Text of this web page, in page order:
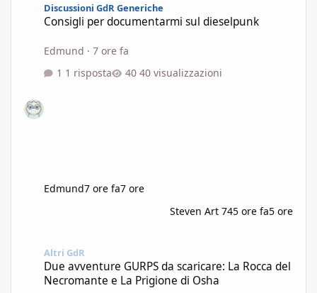
Discussioni GdR Generiche
Consigli per documentarmi sul dieselpunk
Edmund ·7 ore fa
1 risposta
40 visualizzazioni
Edmund7 ore fa7 ore
Steven Art 745 ore fa5 ore
Altri GdR
Due avventure GURPS da scaricare: La Rocca del
Necromante e La Prigione di Osha